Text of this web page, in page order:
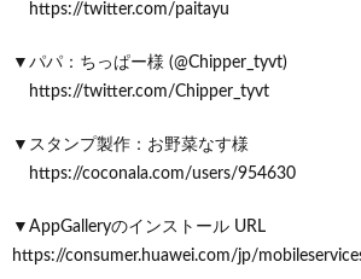
https://twitter.com/paitayu
▼パパ：ちっぱー様 (@Chipper_tyvt)
https://twitter.com/Chipper_tyvt
▼スタンプ製作：お野菜なす様
https://coconala.com/users/954630
▼AppGalleryのインストール URL
https://consumer.huawei.com/jp/